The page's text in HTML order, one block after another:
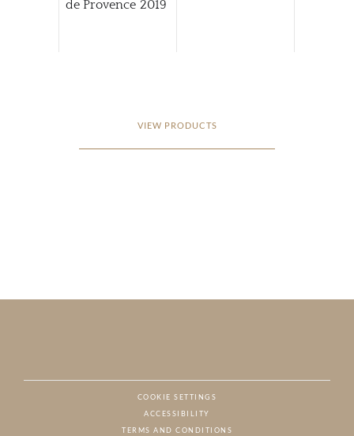
de Provence 2019
VIEW PRODUCTS
COOKIE SETTINGS
ACCESSIBILITY
TERMS AND CONDITIONS